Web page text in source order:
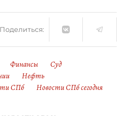
Поделиться:
Финансы
Суд
Нефть
СПб Новости СПб сегодня